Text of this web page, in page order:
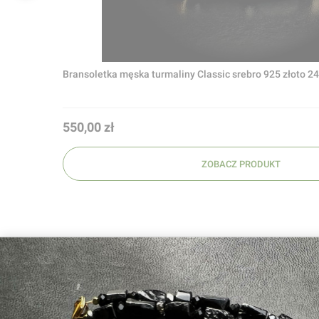
Bransoletka męska turmaliny Classic srebro 925 złoto
Cena
550,00 zł
ZOBACZ PRODUKT